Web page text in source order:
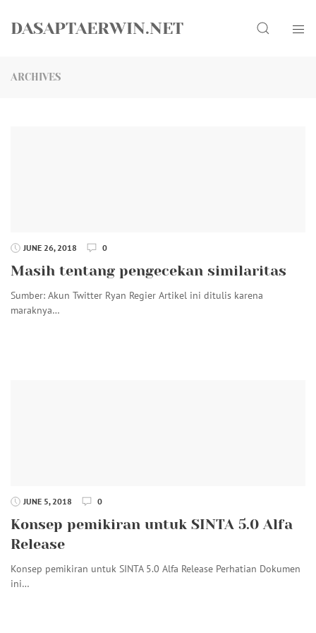
DASAPTAERWIN.NET Search
ARCHIVES
JUNE 26, 2018 0
Masih tentang pengecekan similaritas
Sumber: Akun Twitter Ryan Regier Artikel ini ditulis karena
maraknya…
JUNE 5, 2018 0
Konsep pemikiran untuk SINTA 5.0 Alfa
Release
Konsep pemikiran untuk SINTA 5.0 Alfa Release Perhatian Dokumen
ini…